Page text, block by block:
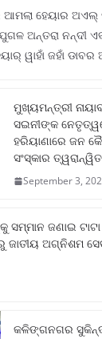
ହେୟାର
ଅନ୍ତରା ନନ୍ଦୀ
ୱାହାଁ ଜହାଁ ଡାବର
ମୁଖ୍ୟମନ୍ତ୍ରୀ
ସଇନୀଙ୍କ
ହରିୟାଣାରେ ଜନ
ସଂସ୍କାର ତ୍ୱରାନ୍ୱିତ
September 3,
ସମ୍ମାନ ଜଣାଇ
ଅଗ୍ନିଶମ
କଳିଙ୍ଗନଗର